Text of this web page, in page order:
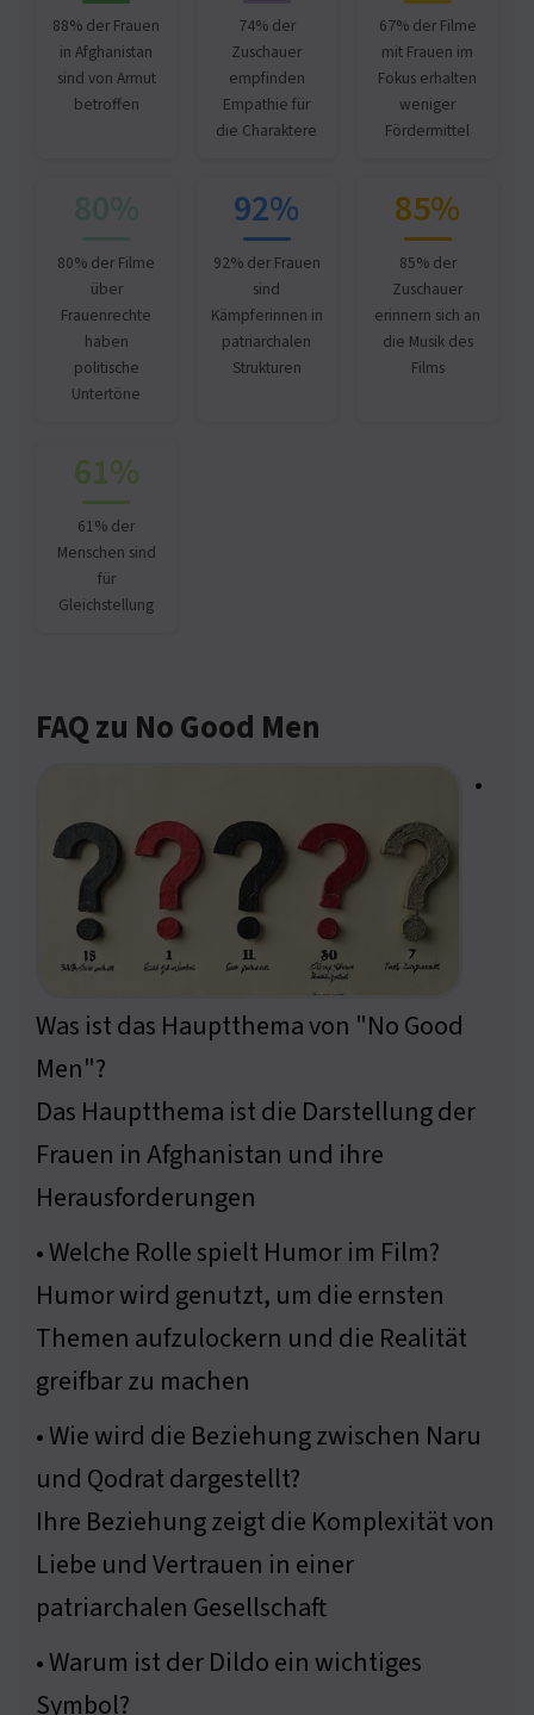
88% der Frauen
in Afghanistan
sind von Armut
betroffen
74% der
Zuschauer
empfinden
Empathie für
die Charaktere
67% der Filme
mit Frauen im
Fokus erhalten
weniger
Fördermittel
80%
80% der Filme
über
Frauenrechte
haben
politische
Untertöne
92%
92% der Frauen
sind
Kämpferinnen in
patriarchalen
Strukturen
85%
85% der
Zuschauer
erinnern sich an
die Musik des
Films
61%
61% der
Menschen sind
für
Gleichstellung
FAQ zu No Good Men
•
Was ist das Hauptthema von "No Good
Men"?
Das Hauptthema ist die Darstellung der
Frauen in Afghanistan und ihre
Herausforderungen
• Welche Rolle spielt Humor im Film?
Humor wird genutzt, um die ernsten
Themen aufzulockern und die Realität
greifbar zu machen
• Wie wird die Beziehung zwischen Naru
und Qodrat dargestellt?
Ihre Beziehung zeigt die Komplexität von
Liebe und Vertrauen in einer
patriarchalen Gesellschaft
• Warum ist der Dildo ein wichtiges
Symbol?